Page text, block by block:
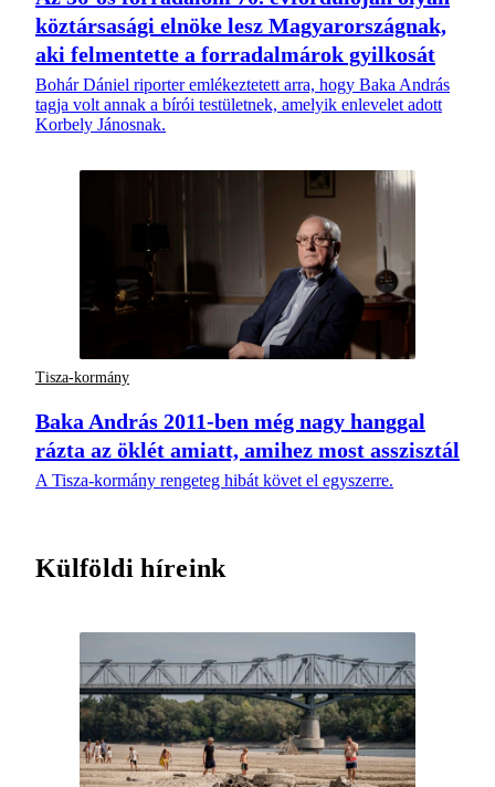
köztársasági elnöke lesz Magyarországnak,
aki felmentette a forradalmárok gyilkosát
Bohár Dániel riporter emlékeztetett arra, hogy Baka András
tagja volt annak a bírói testületnek, amelyik enlevelet adott
Korbely Jánosnak.
Tisza-kormány
Baka András 2011-ben még nagy hanggal
rázta az öklét amiatt, amihez most asszisztál
A Tisza-kormány rengeteg hibát követ el egyszerre.
Külföldi híreink